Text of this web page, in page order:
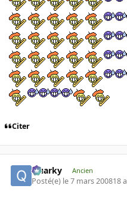
Citer
Quarky Ancien
Posté(e) le 7 mars 200818 a